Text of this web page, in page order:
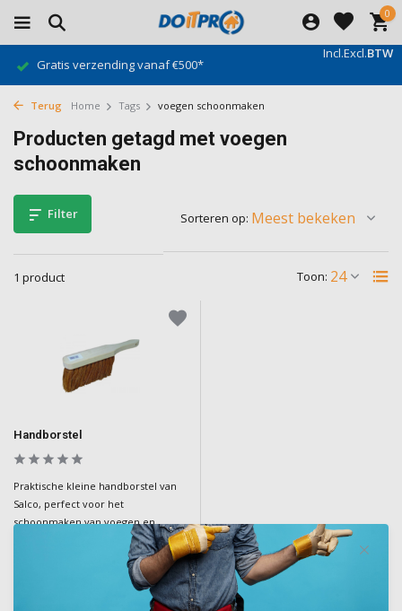
0
Incl.Excl.BTW
Gratis verzending vanaf €500*
Terug Home Tags voegen schoonmaken
Producten getagd met voegen
schoonmaken
Filter
1 product Toon:
Sorteren op:
Handborstel
Praktische kleine handborstel van
Salco, perfect voor het
schoonmaken van voegen en
kleinere ruimtes. Gemaakt van
natuurlijke kokosvezels, een
essentieel gereedschap voor
gedetailleerd schoonmaakwerk.